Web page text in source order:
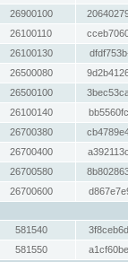
26900100
26100110
26100130
26500080
26500100
26100140
26700380
26700400
26700580
26700600
581540
581550